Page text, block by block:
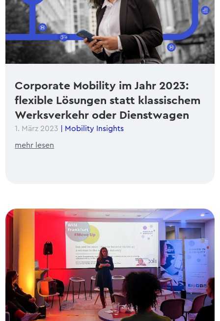
Corporate Mobility im Jahr 2023:
flexible Lösungen statt klassischem
Werksverkehr oder Dienstwagen
1. März 2023 Mobility Insights
mehr lesen